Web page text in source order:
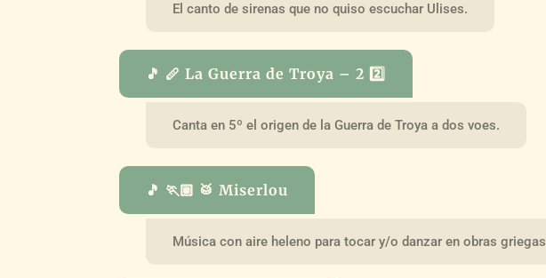
El canto de sirenas que no quiso escuchar Ulises.
🎵 🪈 La Guerra de Troya – 2 2️⃣
Canta en 5º el origen de la Guerra de Troya a dos voes.
🎵 🏃🏽 🥁 Miserlou
Música con aire heleno para tocar y/o danzar en obras griegas